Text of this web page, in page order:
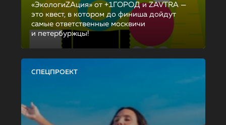
«ЭкологиZAция» от +1ГОРОД и ZAVTRA —
это квест, в котором до финиша дойдут
самые ответственные москвичи
и петербуржцы!
СПЕЦПРОЕКТ